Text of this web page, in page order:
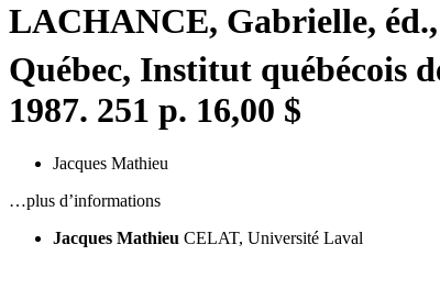
LACHANCE, Gabrielle, éd.,
Québec, Institut québécois
1987. 251 p. 16,00 $
Jacques Mathieu
…plus d’informations
Jacques Mathieu CELAT, Université Laval